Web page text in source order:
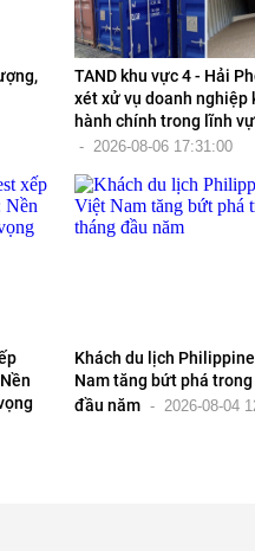
TAND khu vực 4 - Hải
xét xử vụ doanh nghiệp
hành chính trong lĩnh
- 2026-08-06 17:31:00
Khách du lịch
Nam tăng bứt phá
đầu năm - 2026-08-04